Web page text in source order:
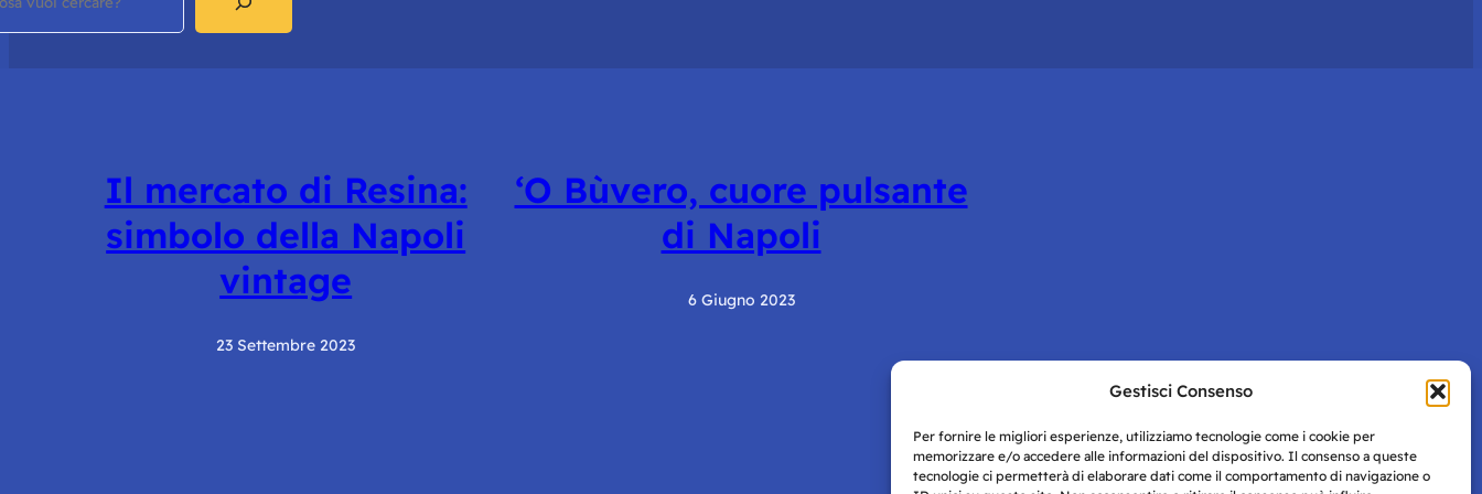
Gestisci Consenso
Per fornire le migliori esperienze, utilizziamo tecnologie come i cookie per
memorizzare e/o accedere alle informazioni del dispositivo. Il consenso a queste
tecnologie ci permetterà di elaborare dati come il comportamento di navigazione o
Il mercato di Resina:
simbolo della Napoli
vintage
23 Settembre 2023
‘O Bùvero, cuore pulsante
di Napoli
6 Giugno 2023